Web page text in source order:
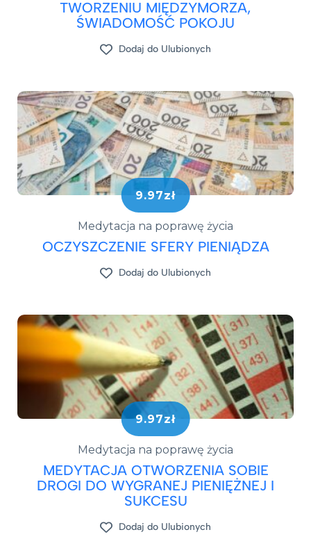
TWORZENIU MIĘDZYMORZA,
ŚWIADOMOŚĆ POKOJU
Dodaj do Ulubionych
9.97zł
Medytacja na poprawę życia
OCZYSZCZENIE SFERY PIENIĄDZA
Dodaj do Ulubionych
9.97zł
Medytacja na poprawę życia
MEDYTACJA OTWORZENIA SOBIE
DROGI DO WYGRANEJ PIENIĘŻNEJ I
SUKCESU
Dodaj do Ulubionych